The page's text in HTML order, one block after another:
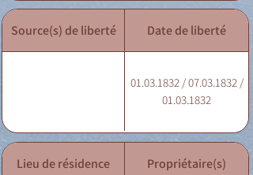
Source(s) de liberté Date de liberté
01.03.1832 / 07.03.1832 /
01.03.1832
Lieu de résidence Propriétaire(s)